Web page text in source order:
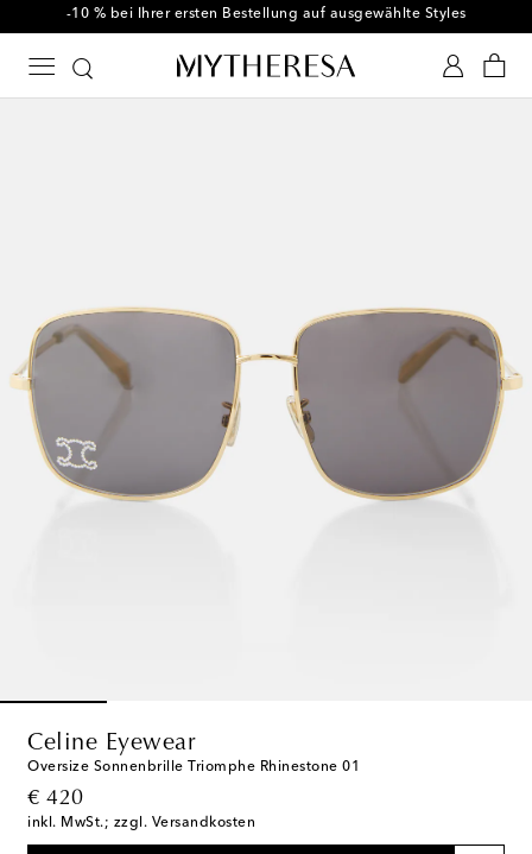
-10 % bei Ihrer ersten Bestellung auf ausgewählte Styles
Celine Eyewear
Oversize Sonnenbrille Triomphe Rhinestone 01
€ 420
original price
inkl. MwSt.; zzgl. Versandkosten